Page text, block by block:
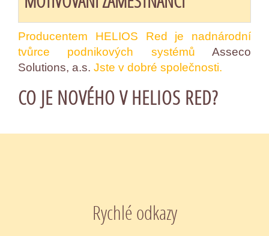
Producentem HELIOS Red je nadnárodní
tvůrce podnikových systémů Asseco
Solutions, a.s. Jste v dobré společnosti.
CO JE NOVÉHO V HELIOS RED?
Rychlé odkazy